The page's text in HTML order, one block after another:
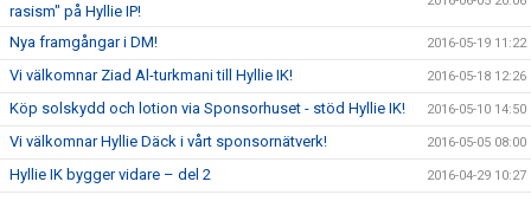
rasism" på Hyllie IP!
Nya framgångar i DM! 2016-05-19 11:22
Vi välkomnar Ziad Al-turkmani till Hyllie IK! 2016-05-18 12:26
Köp solskydd och lotion via Sponsorhuset - stöd Hyllie IK! 2016-05-10 14:50
Vi välkomnar Hyllie Däck i vårt sponsornätverk! 2016-05-05 08:00
Hyllie IK bygger vidare – del 2 2016-04-29 10:27